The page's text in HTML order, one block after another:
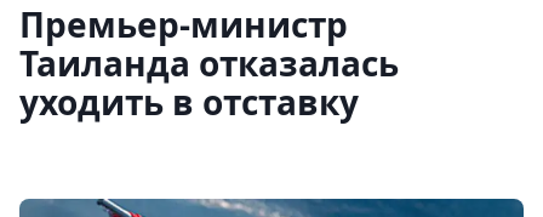
Премьер-министр
Таиланда отказалась
уходить в отставку